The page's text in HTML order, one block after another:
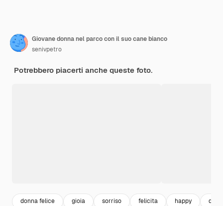
Giovane donna nel parco con il suo cane bianco
senivpetro
Potrebbero piacerti anche queste foto.
donna felice gioia sorriso felicita happy